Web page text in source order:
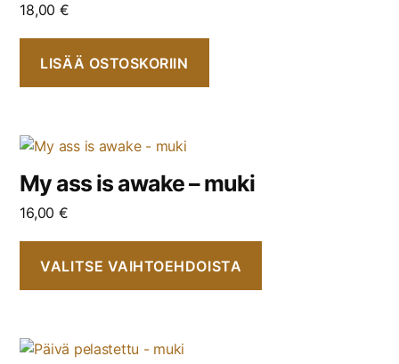
18,00 €
LISÄÄ OSTOSKORIIN
My ass is awake – muki
16,00 €
VALITSE VAIHTOEHDOISTA